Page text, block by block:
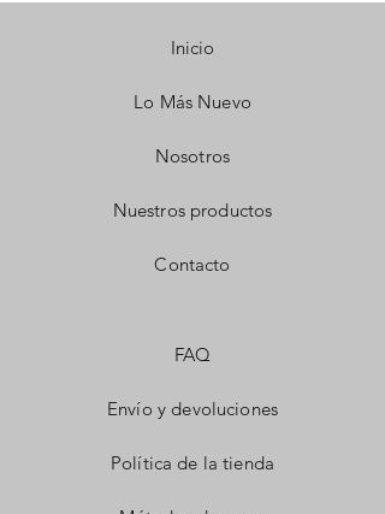
Inicio
Lo Más Nuevo
Nosotros
Nuestros productos
Contacto
FAQ
Envío y devoluciones
Política de la tienda